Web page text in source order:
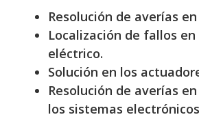
Resolución de averías
Localización de fallos
eléctrico.
Solución en los
Resolución de averías
los sistemas